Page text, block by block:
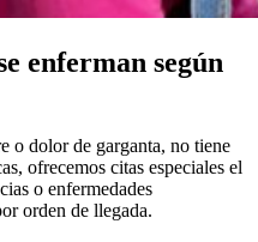
enferman según
o dolor de garganta, no tiene
ofrecemos citas especiales el
o enfermedades
orden de llegada.